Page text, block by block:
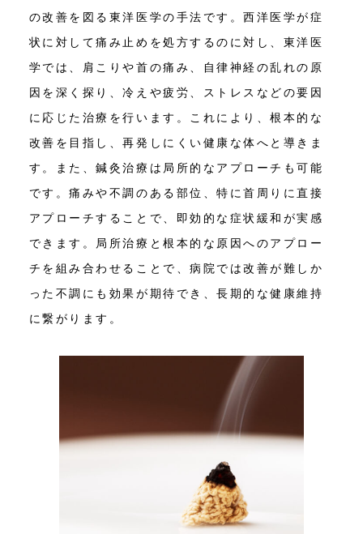
の改善を図る東洋医学の手法です。西洋医学が症
状に対して痛み止めを処方するのに対し、東洋医
学では、肩こりや首の痛み、自律神経の乱れの原
因を深く探り、冷えや疲労、ストレスなどの要因
に応じた治療を行います。これにより、根本的な
改善を目指し、再発しにくい健康な体へと導きま
す。また、鍼灸治療は局所的なアプローチも可能
です。痛みや不調のある部位、特に首周りに直接
アプローチすることで、即効的な症状緩和が実感
できます。局所治療と根本的な原因へのアプロー
チを組み合わせることで、病院では改善が難しか
った不調にも効果が期待でき、長期的な健康維持
に繋がります。